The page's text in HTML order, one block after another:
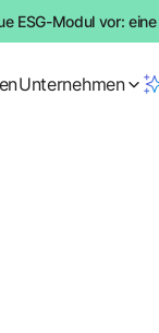
ESG-Modul vor:
Unternehmen